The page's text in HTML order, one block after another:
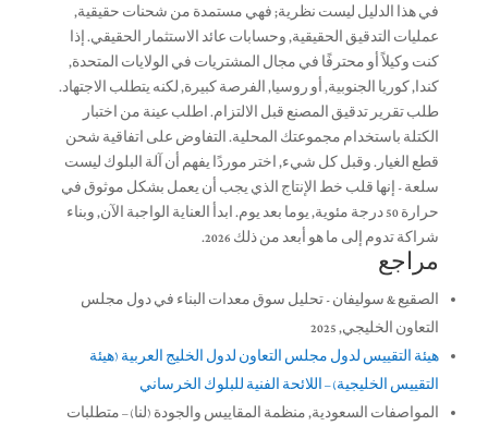
في هذا الدليل ليست نظرية; فهي مستمدة من شحنات حقيقية,
عمليات التدقيق الحقيقية, وحسابات عائد الاستثمار الحقيقي. إذا
كنت وكيلاً أو محترفًا في مجال المشتريات في الولايات المتحدة,
كندا, كوريا الجنوبية, أو روسيا, الفرصة كبيرة, لكنه يتطلب الاجتهاد.
طلب تقرير تدقيق المصنع قبل الالتزام. اطلب عينة من اختبار
الكتلة باستخدام مجموعتك المحلية. التفاوض على اتفاقية شحن
قطع الغيار. وقبل كل شيء, اختر موردًا يفهم أن آلة البلوك ليست
سلعة - إنها قلب خط الإنتاج الذي يجب أن يعمل بشكل موثوق في
حرارة 50 درجة مئوية, يوما بعد يوم. ابدأ العناية الواجبة الآن, وبناء
شراكة تدوم إلى ما هو أبعد من ذلك 2026.
مراجع
الصقيع & سوليفان - تحليل سوق معدات البناء في دول مجلس
التعاون الخليجي, 2025
هيئة التقييس لدول مجلس التعاون لدول الخليج العربية (هيئة
التقييس الخليجية) – اللائحة الفنية للبلوك الخرساني
المواصفات السعودية, منظمة المقاييس والجودة (لنا) – متطلبات